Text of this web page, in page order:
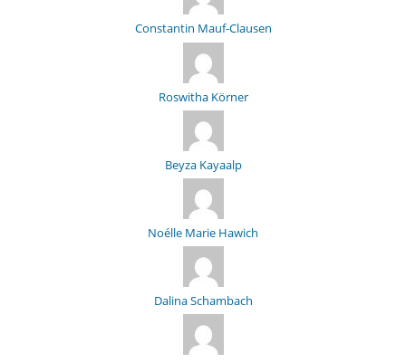
Constantin Mauf-Clausen
Roswitha Körner
Beyza Kayaalp
Noélle Marie Hawich
Dalina Schambach